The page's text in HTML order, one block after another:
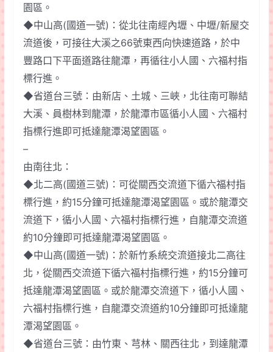
園區。
◆中山高(國道一號)：從北往南經內壢、中壢/新屋交
流道後，可接往大溪之66號東西向快速道路，於中
豐路口下平面道路往龍潭，再循往小人國、六福村指
標行進。
◆省道台三號：由新店、土城、三峽，北往南可聯結
大溪、員樹林到龍潭，於龍潭市區循小人國、六福村
指標行進即可抵達龍潭渴望園區。
–
由南往北：
◆北二高(國道三號)：可從關西交流道下循六福村指
標行進，約15分鐘可抵達龍潭渴望園區。或於龍潭交
流道下，循小人國、六福村指標行進，自龍潭交流道
約10分鐘即可抵達龍潭渴望園區。
◆中山高(國道一號)：於新竹系統交流道接北二高往
北，從關西交流道下循六福村指標行進，約15分鐘可
抵達龍潭渴望園區。或於龍潭交流道下，循小人國、
六福村指標行進，自龍潭交流道約10分鐘即可抵達龍
潭渴望園區。
◆省道台三號：由竹東、芎林、關西往北，到達龍潭